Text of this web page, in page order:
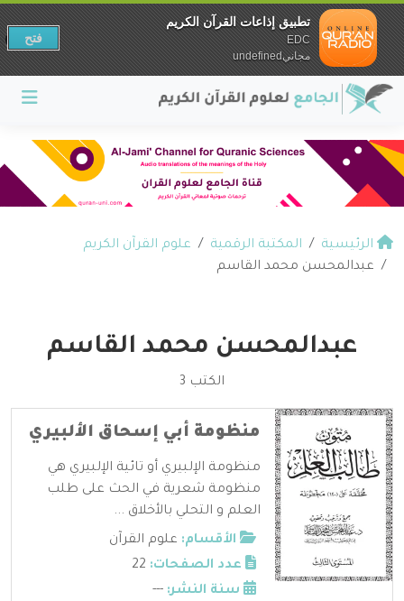
الرئيسية المكتبة الرقمية
علوم القرآن الكريم
عبدالمحسن محمد القاسم
عبدالمحسن محمد القاسم
الكتب 3
منظومة أبي إسحاق الألبيري
منظومة الإلبيري أو تائية الإلبيري هي
منظومة شعرية في الحث على طلب
العلم و التحلي بالأخلاق ...
الأقسام: علوم القرآن
عدد الصفحات:
سنة النشر: ---
تطبيق إذاعات القرآن الكريم
EDC
مجانيundefined
فتح